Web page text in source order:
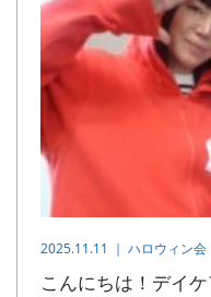
2025.11.11 ｜ ハロウィン会
こんにちは！デイ